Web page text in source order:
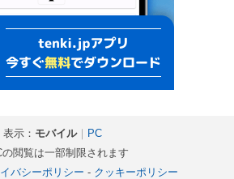
表示： モバイル｜
PC
閲覧は一部制限されます
バシーポリシー - クッキーポリシー